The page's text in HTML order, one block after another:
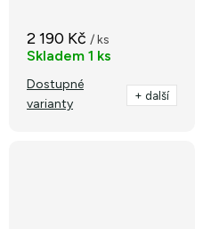
2 190 Kč / ks
Skladem 1 ks
Dostupné
varianty
+ další